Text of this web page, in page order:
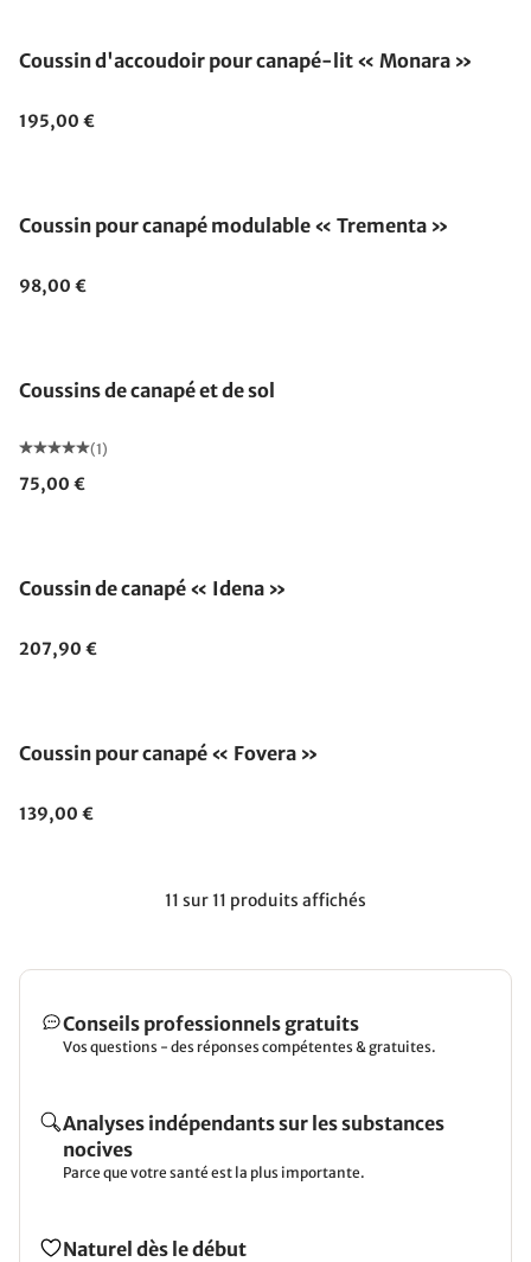
Coussin d'accoudoir pour canapé-lit « Monara »
195,00 €
Coussin pour canapé modulable « Trementa »
98,00 €
Coussins de canapé et de sol
(1)
75,00 €
Coussin de canapé « Idena »
207,90 €
Coussin pour canapé « Fovera »
139,00 €
11 sur 11 produits affichés
Conseils professionnels gratuits
Vos questions - des réponses compétentes & gratuites.
Analyses indépendants sur les substances
nocives
Parce que votre santé est la plus importante.
Naturel dès le début